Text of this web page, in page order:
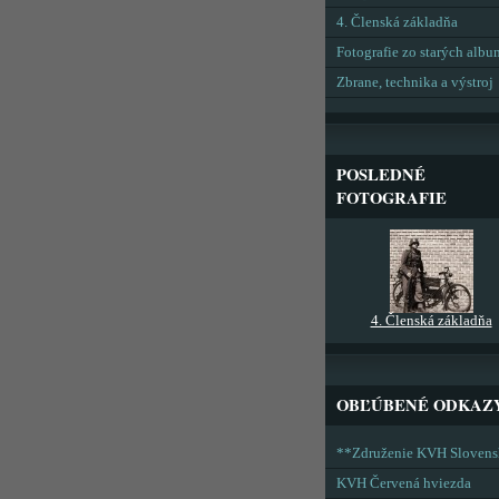
4. Členská základňa
Fotografie zo starých
Zbrane, technika a výstroj
POSLEDNÉ
FOTOGRAFIE
4. Členská základňa
OBĽÚBENÉ
**Združenie KVH
KVH Červená hviezda